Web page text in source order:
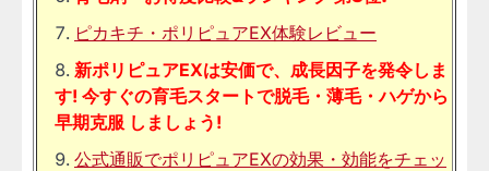
ピカキチ・ポリピュアEX体験レビュー
新ポリピュアEXは安価で、成長因子を発令しま
す! 今すぐの育毛スタートで脱毛・薄毛・ハゲから
早期克服 しましょう!
公式通販でポリピュアEXの効果・効能をチェッ